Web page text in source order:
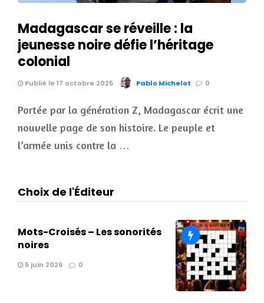
Madagascar se réveille : la
jeunesse noire défie l’héritage
colonial
Publié le 17 octobre 2025 Pablo Michelot 0
Portée par la génération Z, Madagascar écrit une
nouvelle page de son histoire. Le peuple et
l’armée unis contre la …
Choix de l'Éditeur
Mots-Croisés – Les sonorités
noires
5 juin 2026 0